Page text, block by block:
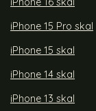
iPhone 15 Pro skal
iPhone 15 skal
iPhone 14 skal
iPhone 13 skal